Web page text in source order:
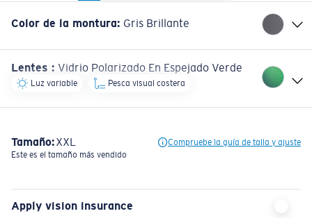
Color de la montura: Gris Brillante
Lentes : Vidrio Polarizado En Espejado Verde
Luz variable Pesca visual costera
Tamaño:XXL
Compruebe la guía de talla y ajuste
Este es el tamaño más vendido
Apply vision insurance